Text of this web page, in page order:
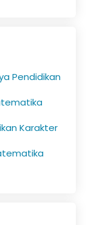
Pendidikan
Karakter